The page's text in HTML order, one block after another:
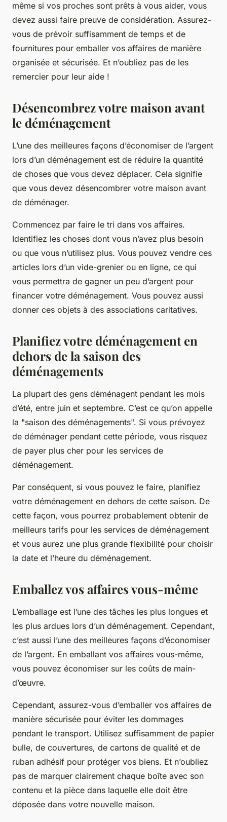
même si vos proches sont prêts à vous aider, vous
devez aussi faire preuve de considération. Assurez-
vous de prévoir suffisamment de temps et de
fournitures pour emballer vos affaires de manière
organisée et sécurisée. Et n’oubliez pas de les
remercier pour leur aide !
Désencombrez votre maison avant
le déménagement
L’une des meilleures façons d’économiser de l’argent
lors d’un déménagement est de réduire la quantité
de choses que vous devez déplacer. Cela signifie
que vous devez désencombrer votre maison avant
de déménager.
Commencez par faire le tri dans vos affaires.
Identifiez les choses dont vous n’avez plus besoin
ou que vous n’utilisez plus. Vous pouvez vendre ces
articles lors d’un vide-grenier ou en ligne, ce qui
vous permettra de gagner un peu d’argent pour
financer votre déménagement. Vous pouvez aussi
donner ces objets à des associations caritatives.
Planifiez votre déménagement en
dehors de la saison des
déménagements
La plupart des gens déménagent pendant les mois
d’été, entre juin et septembre. C’est ce qu’on appelle
la "saison des déménagements". Si vous prévoyez
de déménager pendant cette période, vous risquez
de payer plus cher pour les services de
déménagement.
Par conséquent, si vous pouvez le faire, planifiez
votre déménagement en dehors de cette saison. De
cette façon, vous pourrez probablement obtenir de
meilleurs tarifs pour les services de déménagement
et vous aurez une plus grande flexibilité pour choisir
la date et l’heure du déménagement.
Emballez vos affaires vous-même
L’emballage est l’une des tâches les plus longues et
les plus ardues lors d’un déménagement. Cependant,
c’est aussi l’une des meilleures façons d’économiser
de l’argent. En emballant vos affaires vous-même,
vous pouvez économiser sur les coûts de main-
d’œuvre.
Cependant, assurez-vous d’emballer vos affaires de
manière sécurisée pour éviter les dommages
pendant le transport. Utilisez suffisamment de papier
bulle, de couvertures, de cartons de qualité et de
ruban adhésif pour protéger vos biens. Et n’oubliez
pas de marquer clairement chaque boîte avec son
contenu et la pièce dans laquelle elle doit être
déposée dans votre nouvelle maison.